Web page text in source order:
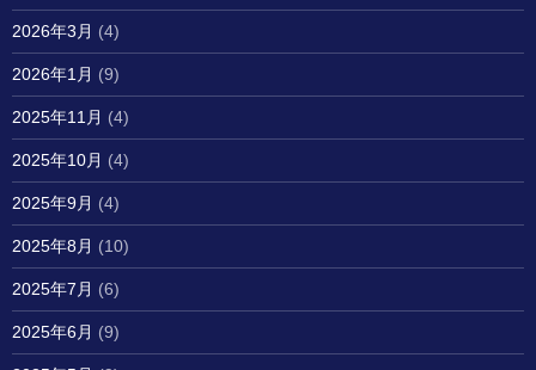
2026年3月 (4)
2026年1月 (9)
2025年11月 (4)
2025年10月 (4)
2025年9月 (4)
2025年8月 (10)
2025年7月 (6)
2025年6月 (9)